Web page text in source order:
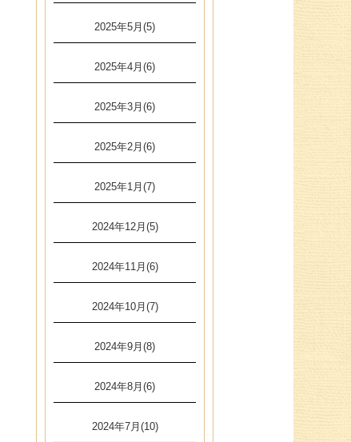
2025年5月(5)
2025年4月(6)
2025年3月(6)
2025年2月(6)
2025年1月(7)
2024年12月(5)
2024年11月(6)
2024年10月(7)
2024年9月(8)
2024年8月(6)
2024年7月(10)